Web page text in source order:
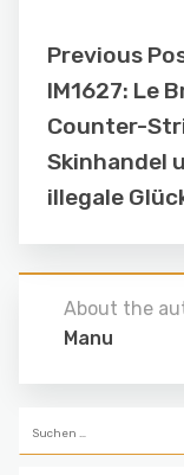
Previous
IM1627: Le
Counter-
Skinhandel
illegale
About the
Manu
nach: